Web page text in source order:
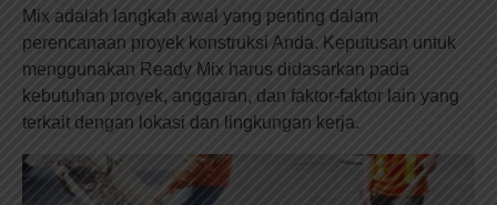
Mix adalah langkah awal yang penting dalam
perencanaan proyek konstruksi Anda. Keputusan untuk
menggunakan Ready Mix harus didasarkan pada
kebutuhan proyek, anggaran, dan faktor-faktor lain yang
terkait dengan lokasi dan lingkungan kerja.